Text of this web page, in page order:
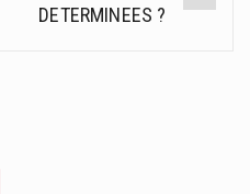
DETERMINEES ?